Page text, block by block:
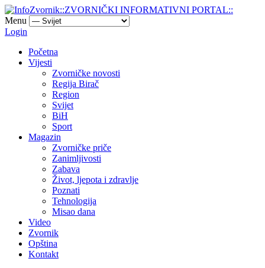
Menu
Login
Početna
Vijesti
Zvorničke novosti
Regija Birač
Region
Svijet
BiH
Sport
Magazin
Zvorničke priče
Zanimljivosti
Zabava
Život, ljepota i zdravlje
Poznati
Tehnologija
Misao dana
Video
Zvornik
Opština
Kontakt